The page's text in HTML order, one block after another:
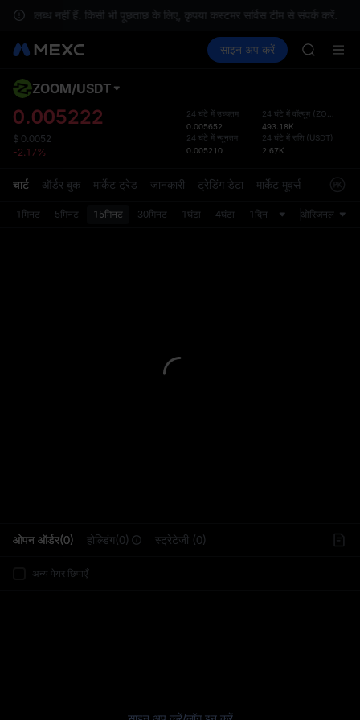
उपलब्ध नहीं हैं. किसी भी पूछताछ के लिए, कृपया कस्टमर सर्विस टीम से संपर्क करें.
स्पॉट फ़्यूचर्स SPCX कमाएँ
साइन अप करें
SKYAI
AAOI
SKYAI
को
ZOOM/USDT
0.005222
$ 0.0052
-2.17%
24 घंटे में उच्चतम
0.005652
24 घंटे में न्यूनतम
0.005210
24 घंटे में वॉल्यूम (ZOOM
493.18K
24 घंटे में राशि (USDT)
2.67K
चार्ट ऑर्डर बुक मार्केट ट्रेड जानकारी ट्रेडिंग डेटा मार्केट मूवर्स
1मिनट 5मिनट 15मिनट 30मिनट 1घंटा 4घंटा 1दिन ओरिजनल
ओपन ऑर्डर(0) होल्डिंग(0) स्ट्रेटेजी (0)
अन्य पेयर छिपाएँ